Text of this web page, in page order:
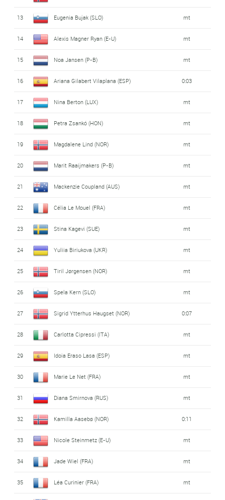
13 Eugenia Bujak (SLO) mt
14 Alexis Magner Ryan (E-U) mt
15 Noa Jansen (P-B) mt
16 Ariana Gilabert Vilaplana (ESP) 0:03
17 Nina Berton (LUX) mt
18 Petra Zsankó (HON) mt
19 Magdalene Lind (NOR) mt
20 Marit Raaijmakers (P-B) mt
21 Mackenzie Coupland (AUS) mt
22 Célia Le Mouel (FRA) mt
23 Stina Kagevi (SUE) mt
24 Yuliia Biriukova (UKR) mt
25 Tiril Jørgensen (NOR) mt
26 Spela Kern (SLO) mt
27 Sigrid Ytterhus Haugset (NOR) 0:07
28 Carlotta Cipressi (ITA) mt
29 Idoia Eraso Lasa (ESP) mt
30 Marie Le Net (FRA) mt
31 Diana Smirnova (RUS) mt
32 Kamilla Aasebø (NOR) 0:11
33 Nicole Steinmetz (E-U) mt
34 Jade Wiel (FRA) mt
35 Léa Curinier (FRA) mt